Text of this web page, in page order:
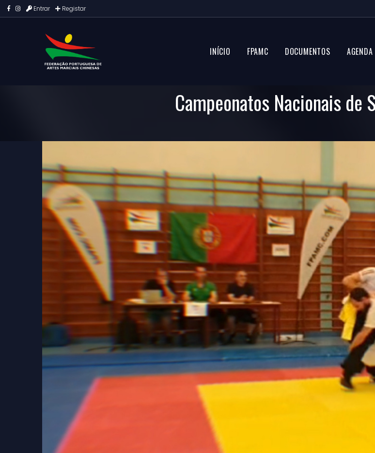
Entrar Registar
INÍCIO FPAMC DOCUMENTOS AGENDA
Campeonatos Nacionais de